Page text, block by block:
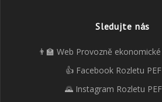
Sledujte nás
👨‍🏫 Web Provozně
👍 Facebook Rozletu
🌄 Instagram Rozletu